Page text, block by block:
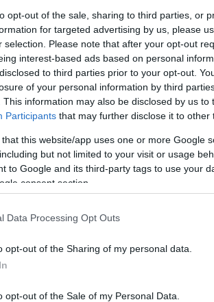
opt-out of the sale, sharing to third parties, or
for targeted advertising by us, please
selection. Please note that after your opt-out
interest-based ads based on personal
to third parties prior to your opt-out.
of your personal information by third
This information may also be disclosed by us to
Participants that may further disclose it to other
that this website/app uses one or more Google
but not limited to your visit or usage
to Google and its third-party tags to use your
consent section.
Data Processing Opt Outs
opt-out of the Sharing of my personal data.
opt-out of the Sale of my Personal Data.
objetivos económicos que tanto
financiera clave para quienes
Con esta modalidad, puedes destinar
establecido, recibirás el total
tanto para quienes ya tienen
que desean dar sus primeros pasos en
programado es suflexibilidad. No hay
tener, lo que te permite personalizar tus
también puedes hacer aportes